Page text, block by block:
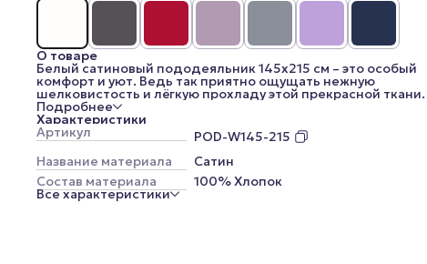
О товаре
Белый сатиновый пододеяльник 145x215 см – это особый
комфорт и уют. Ведь так приятно ощущать нежную
шелковистость и лёгкую прохладу этой прекрасной ткани!
Белый цвет – универсальный выбор. Ощущение чистоты и
свежести будет в вашей спальне постоянно!
Сатин не только имеет безупречный внешний вид, он ещё и
очень практичен и прост в уходе. Вы можете стирать
постельное бельё из этого материала много раз, и оно не
потеряет свою форму, не полиняет и не покроется
катышками. Главное – соблюдать температурный режим
(стирка при 40 градусах).
Подробнее
Характеристики
Артикул
POD-W145-215
Название материала
Сатин
Состав материала
100% Хлопок
Все характеристики